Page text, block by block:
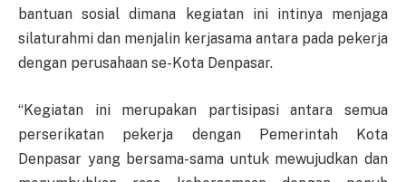
bantuan sosial dimana kegiatan ini intinya menjaga
silaturahmi dan menjalin kerjasama antara pada pekerja
dengan perusahaan se-Kota Denpasar.
“Kegiatan ini merupakan partisipasi antara semua
perserikatan pekerja dengan Pemerintah Kota
Denpasar yang bersama-sama untuk mewujudkan dan